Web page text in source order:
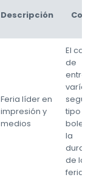
Descripción
Feria líder en
impresión y
medios
El
de
varía
tipo
la
de la
feria